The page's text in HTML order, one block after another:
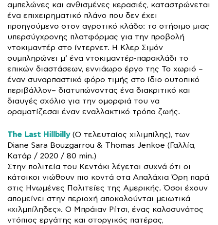
αμπελώνες και ανθισμένες κερασιές, καταστρώνεται
ένα επιχειρηματικό πλάνο που δεν έχει
προηγούμενο στον αγροτικό κλάδο: το στήσιμο μιας
υπερσύγχρονης πλατφόρμας για την προβολή
ντοκιμαντέρ στο ίντερνετ. Η Κλερ Σιμόν
συμπληρώνει μ’ ένα ντοκιμαντέρ-παρακλάδι το
επικών διαστάσεων, εννιάωρο έργο της Το χωριό –
έναν συναρπαστικό φόρο τιμής στo ίδιo ουτοπικό
περιβάλλον– διατυπώνοντας ένα διακριτικό και
διαυγές σχόλιο για την ομορφιά του να
οραματίζεσαι έναν εναλλακτικό τρόπο ζωής.
The Last Hillbilly(Ο τελευταίος χιλιμπίλης), των
Diane Sara Bouzgarrou & Thomas Jenkoe (Γαλλία,
Κατάρ / 2020 / 80 min.)
Στην πολιτεία του Κεντάκι λέγεται συχνά ότι οι
κάτοικοι νιώθουν πιο κοντά στα Απαλάχια Όρη παρά
στις Ηνωμένες Πολιτείες της Αμερικής. Όσοι έχουν
απομείνει στην περιοχή αποκαλούνται μειωτικά
«χιλμπίληδες». Ο Μπράιαν Ρίτσι, ένας καλοσυνάτος
ντόπιος εργάτης και στοργικός πατέρας,